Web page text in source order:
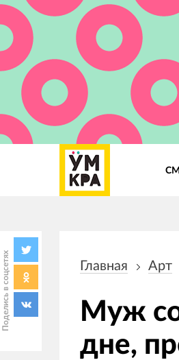
Поделись в соцсетях Главная Арт
Муж
дне,